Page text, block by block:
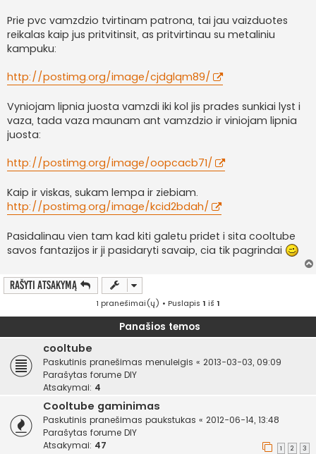
Prie pvc vamzdzio tvirtinam patrona, tai jau vaizduotes
reikalas kaip jus pritvitinsit, as pritvirtinau su metaliniu
kampuku:
http://postimg.org/image/cjdglqm89/
Vyniojam lipnia juosta vamzdi iki kol jis prades sunkiai lyst i
vaza, tada vaza maunam ant vamzdzio ir viniojam lipnia
juosta:
http://postimg.org/image/oopcacb71/
Kaip ir viskas, sukam lempa ir ziebiam.
http://postimg.org/image/kcid2bdah/
Pasidalinau vien tam kad kiti galetu pridet i sita cooltube
savos fantazijos ir ji pasidaryti savaip, cia tik pagrindai
Rašyti atsakymą
1 pranešimai(ų) • Puslapis 1 iš 1
Panašios temos
cooltube
Paskutinis pranešimas menuleigis « 2013-03-03, 09:09
Parašytas forume DIY
Atsakymai: 4
Cooltube gaminimas
Paskutinis pranešimas paukstukas « 2012-06-14, 13:48
Parašytas forume DIY
Atsakymai: 47 1 2 3